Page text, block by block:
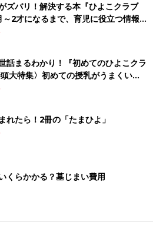
ズバリ！解決する本『ひよこクラブ
2才になるまで、育児に役立つ情報が
話まるわかり！『初めてのひよこクラ
大特集〉初めての授乳がうまくい
ミルクの基本と夏のトラブル 解決テ
れたら！2冊の「たまひよ」
くらかかる？墓じまい費用